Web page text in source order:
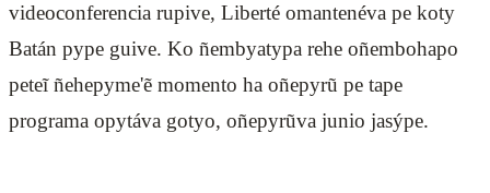
videoconferencia rupive, Liberté omantenéva pe koty
Batán pype guive. Ko ñembyatypa rehe oñembohapo
peteĩ ñehepyme'ẽ momento ha oñepyrũ pe tape
programa opytáva gotyo, oñepyrũva junio jasýpe.